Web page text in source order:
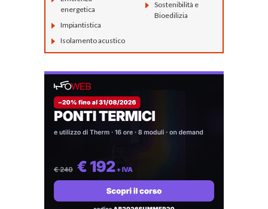
energetica
Impiantistica
Isolamento acustico
Sostenibilità e
Bioedilizia